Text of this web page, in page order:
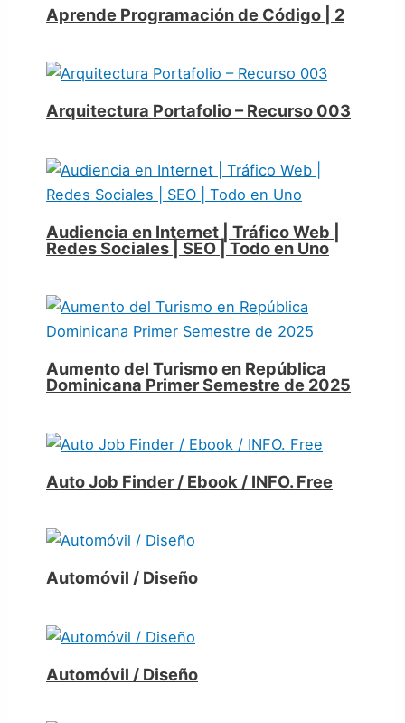
Aprende Programación de Código | 2
Arquitectura Portafolio – Recurso 003
Audiencia en Internet | Tráfico Web |
Redes Sociales | SEO | Todo en Uno
Aumento del Turismo en República
Dominicana Primer Semestre de 2025
Auto Job Finder / Ebook / INFO. Free
Automóvil / Diseño
Automóvil / Diseño